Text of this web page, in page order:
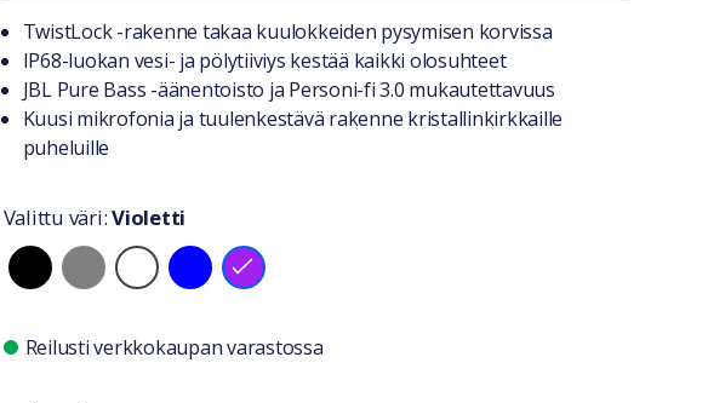
Tuotteesta lyhyesti
TwistLock -rakenne takaa kuulokkeiden pysymisen korvissa
IP68-luokan vesi- ja pölytiiviys kestää kaikki olosuhteet
JBL Pure Bass -äänentoisto ja Personi-fi 3.0 mukautettavuus
Kuusi mikrofonia ja tuulenkestävä rakenne kristallinkirkkaille
puheluille
Valitse väri
Valittu väri:Violetti
Saatavuustiedot
Reilusti verkkokaupan varastossa